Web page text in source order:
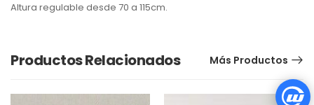
Altura regulable desde 70 a 115cm.
Productos Relacionados Más Productos